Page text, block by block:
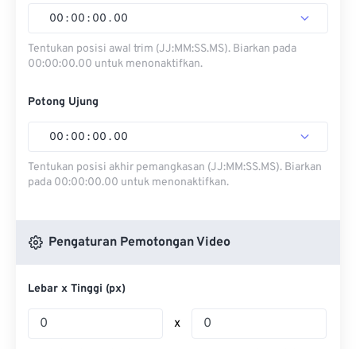
00 : 00 : 00 . 00
Tentukan posisi awal trim (JJ:MM:SS.MS). Biarkan pada
00:00:00.00 untuk menonaktifkan.
Potong Ujung
00 : 00 : 00 . 00
Tentukan posisi akhir pemangkasan (JJ:MM:SS.MS). Biarkan
pada 00:00:00.00 untuk menonaktifkan.
Pengaturan Pemotongan Video
Lebar x Tinggi (px)
x